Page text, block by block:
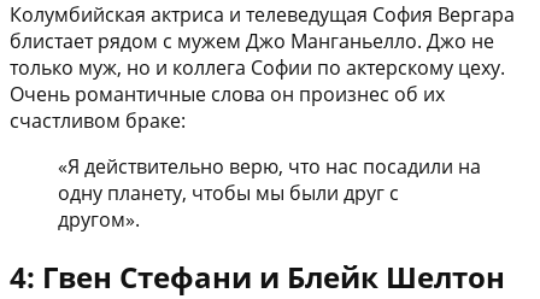
Колумбийская актриса и телеведущая София Вергара
блистает рядом с мужем Джо Манганьелло. Джо не
только муж, но и коллега Софии по актерскому цеху.
Очень романтичные слова он произнес об их
счастливом браке:
«Я действительно верю, что нас посадили на
одну планету, чтобы мы были друг с
другом».
4: Гвен Стефани и Блейк Шелтон